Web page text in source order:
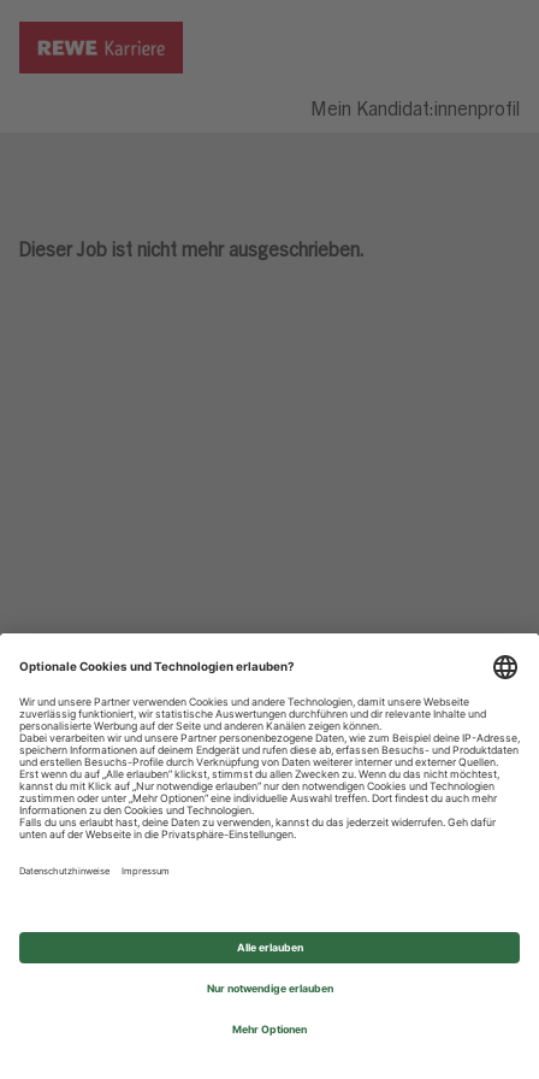
Mein Kandidat:innenprofil
Dieser Job ist nicht mehr ausgeschrieben.
Datenschutzhinweise
Impressum
Privatsphäre-Einstellungen
© 2026 REWE Group - All rights reserved